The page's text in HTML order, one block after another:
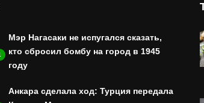
Мэр Нагасаки не испугался сказать,
кто сбросил бомбу на город в 1945
году
Анкара сделала ход: Турция передала